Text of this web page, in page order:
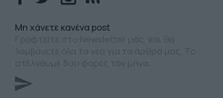
Mη χάνετε κανένα post